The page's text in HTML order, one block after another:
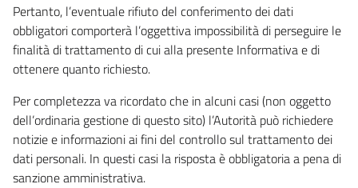
Pertanto, l’eventuale rifiuto del conferimento dei dati
obbligatori comporterà l’oggettiva impossibilità di perseguire le
finalità di trattamento di cui alla presente Informativa e di
ottenere quanto richiesto.
Per completezza va ricordato che in alcuni casi (non oggetto
dell’ordinaria gestione di questo sito) l’Autorità può richiedere
notizie e informazioni ai fini del controllo sul trattamento dei
dati personali. In questi casi la risposta è obbligatoria a pena di
sanzione amministrativa.